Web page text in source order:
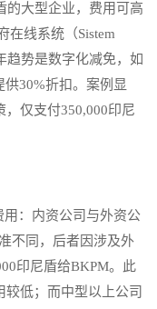
的大型企业，费用可高
在线系统（Sistem
趋势是数字化减免，如
30%折扣。案例显
仅支付350,000印尼
：内资公司与外资公
不同，后者因涉及外
印尼盾给BKPM。此
低；而中型以上公司